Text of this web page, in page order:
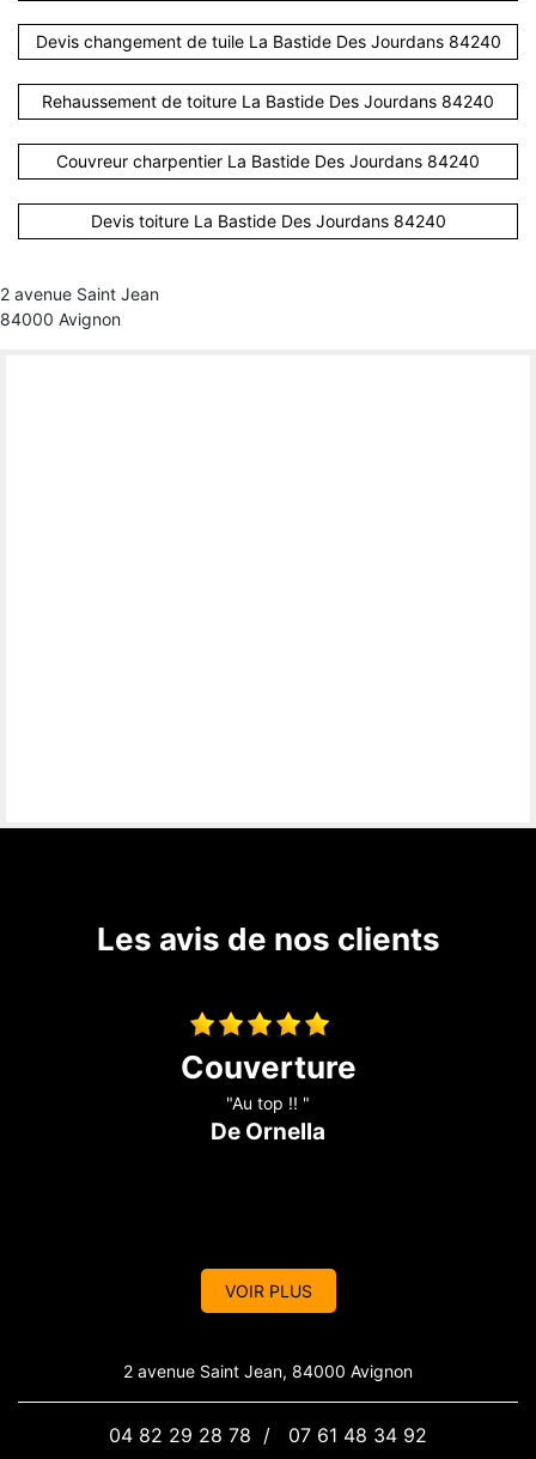
Devis changement de tuile La Bastide Des Jourdans 84240
Rehaussement de toiture La Bastide Des Jourdans 84240
Couvreur charpentier La Bastide Des Jourdans 84240
Devis toiture La Bastide Des Jourdans 84240
2 avenue Saint Jean
84000 Avignon
Les avis de nos clients
couverture
"Entreprise au top ! je recommande fortement !"
De Amandine
VOIR PLUS
2 avenue Saint Jean, 84000 Avignon
04 82 29 28 78 / 07 61 48 34 92